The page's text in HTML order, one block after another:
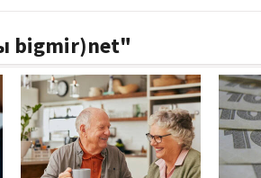
bigmir)net"